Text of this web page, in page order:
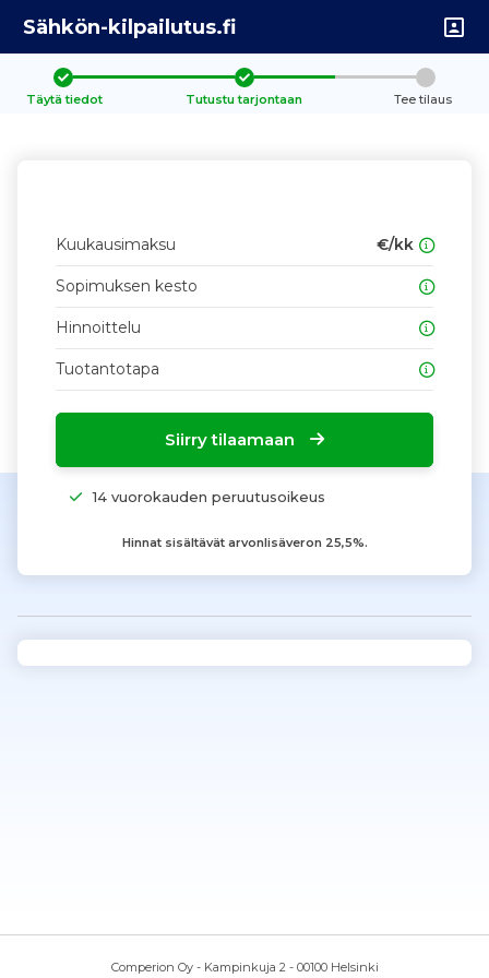
Sähkön-kilpailutus.fi
Täytä tiedot Tutustu tarjontaan Tee tilaus
Kuukausimaksu €/kk
Sopimuksen kesto
Hinnoittelu
Tuotantotapa
Siirry tilaamaan
14 vuorokauden peruutusoikeus
Hinnat sisältävät arvonlisäveron 25,5%.
Comperion Oy - Kampinkuja 2 - 00100 Helsinki